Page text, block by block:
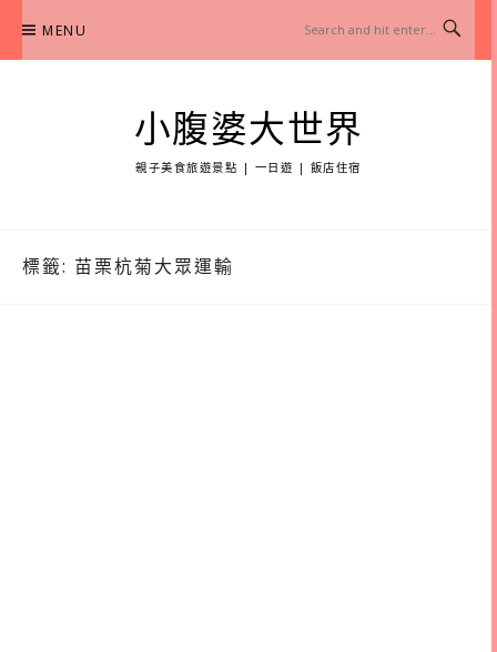
content
MENU
小腹婆大世界
親子美食旅遊景點 | 一日遊 | 飯店住宿
標籤: 苗栗杭菊大眾運輸